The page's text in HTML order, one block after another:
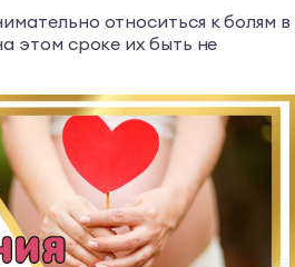
относиться к болям в
этом сроке их быть не